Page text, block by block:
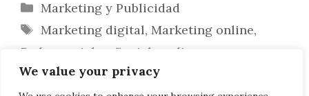
We value your privacy
Categorías
Marketing y Publicidad
Etiquetas
Marketing digital, Marketing online,
Redes sociales
Social media
Top herramientas de marketing digital